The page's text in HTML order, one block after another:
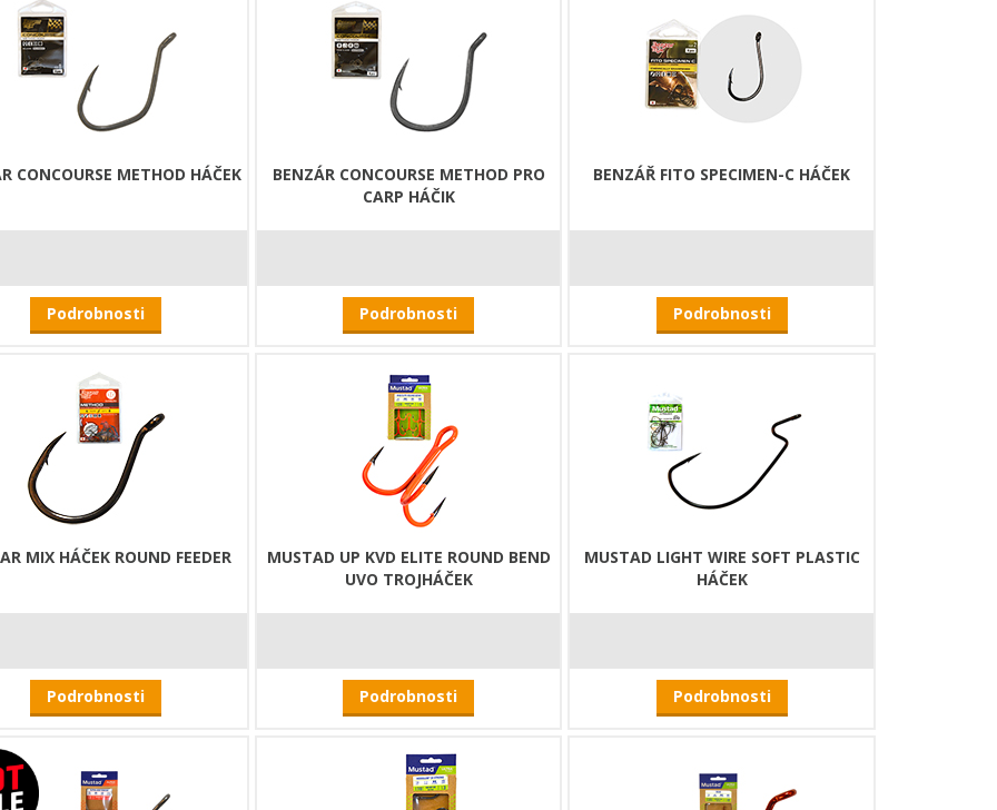
CONCOURSE METHOD HÁČEK
Podrobnosti
BENZÁR CONCOURSE METHOD PRO
CARP HÁČIK
Podrobnosti
BENZÁŘ FITO SPECIMEN-C HÁČEK
Podrobnosti
MIX HÁČEK ROUND FEEDER
Podrobnosti
MUSTAD UP KVD ELITE ROUND BEND
UVO TROJHÁČEK
Podrobnosti
MUSTAD LIGHT WIRE SOFT PLASTIC
HÁČEK
Podrobnosti